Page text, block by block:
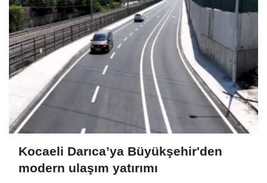
Kocaeli Darıca’ya Büyükşehir'den
modern ulaşım yatırımı